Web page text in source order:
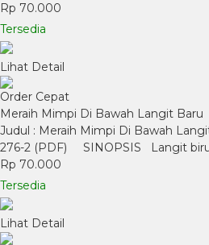
Rp 70.000
Tersedia
Lihat Detail
Order Cepat
Meraih Mimpi Di Bawah Langit Baru
Judul : Meraih Mimpi Di Bawah
276-2 (PDF) SINOPSIS Langit biru
Rp 70.000
Tersedia
Lihat Detail